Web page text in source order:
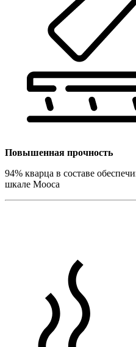
Повышенная прочность
94% кварца в составе
шкале Мооса